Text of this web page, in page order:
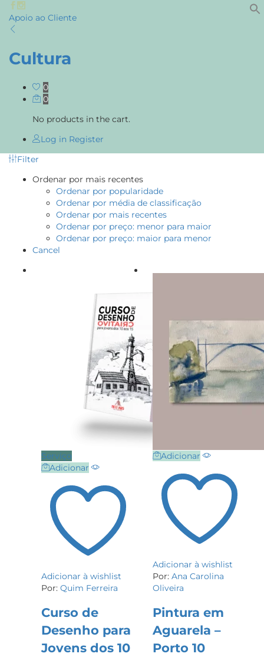
Apoio ao Cliente
Cultura
0
0
No products in the cart.
Log in Register
Filter
Ordenar por mais recentes
Ordenar por popularidade
Ordenar por média de classificação
Ordenar por mais recentes
Ordenar por preço: menor para maior
Ordenar por preço: maior para menor
Cancel
Serviço
Adicionar
Adicionar à wishlist
Por: Quim Ferreira
Curso de
Desenho para
Jovens dos 10
Adicionar
Adicionar à wishlist
Por: Ana Carolina
Oliveira
Pintura em
Aguarela –
Porto 10